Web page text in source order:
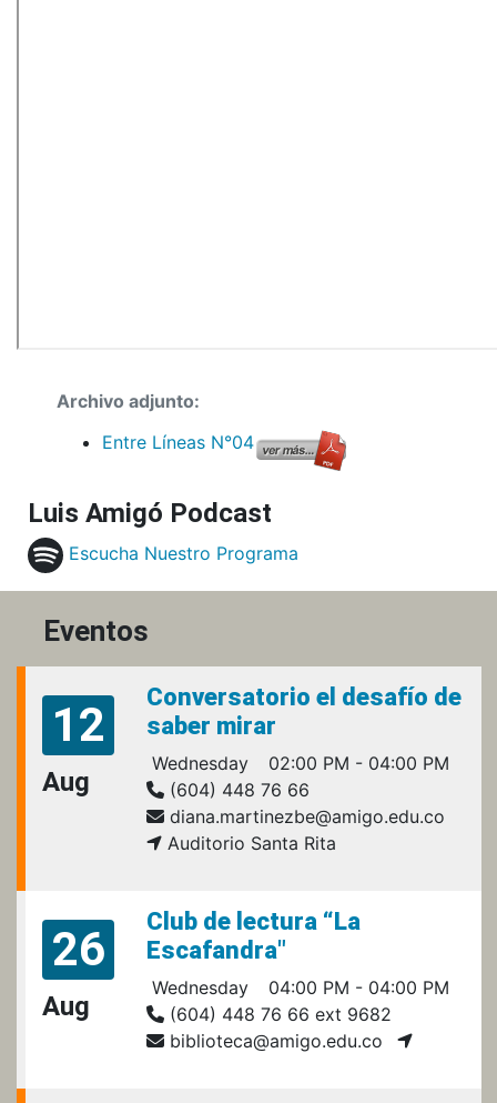
Archivo adjunto:
Entre Líneas N°04
Luis Amigó Podcast
Escucha Nuestro Programa
Eventos
12
Aug
Conversatorio el desafío de
saber mirar
Wednesday
02:00 PM - 04:00 PM
(604) 448 76 66
diana.martinezbe@amigo.edu.co
Auditorio Santa Rita
26
Aug
Club de lectura “La
Escafandra"
Wednesday
04:00 PM - 04:00 PM
(604) 448 76 66 ext 9682
biblioteca@amigo.edu.co